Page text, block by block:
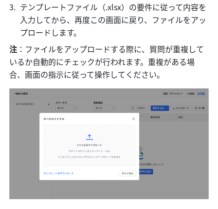
テンプレートファイル（.xlsx）の要件に従って内容を
入力してから、再度この画面に戻り、ファイルをアッ
プロードします。
注 ：ファイルをアップロードする際に、質問が重複して
いるか自動的にチェックが行われます。重複がある場
合、画面の指示に従って操作してください。